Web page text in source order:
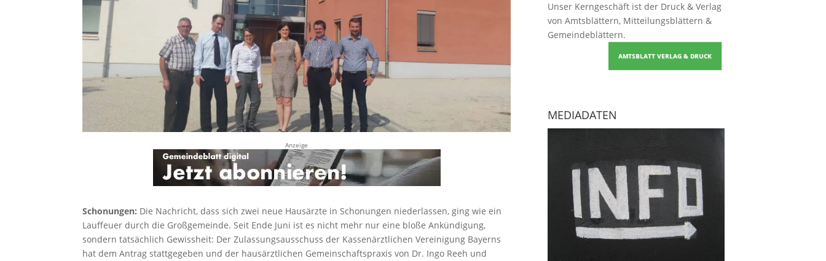
Anzeige
Schonungen: Die Nachricht, dass sich zwei neue Hausärzte in Schonungen niederlassen, ging wie ein
Lauffeuer durch die Großgemeinde. Seit Ende Juni ist es nicht mehr nur eine bloße Ankündigung,
sondern tatsächlich Gewissheit: Der Zulassungsausschuss der Kassenärztlichen Vereinigung Bayerns
hat dem Antrag stattgegeben und der hausärztlichen Gemeinschaftspraxis von Dr. Ingo Reeh und
Unser Kerngeschäft ist der Druck & Verlag
von Amtsblättern, Mitteilungsblättern &
Gemeindeblättern.
AMTSBLATT VERLAG & DRUCK
MEDIADATEN